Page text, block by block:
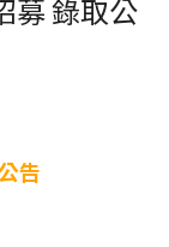
募 錄取公
告